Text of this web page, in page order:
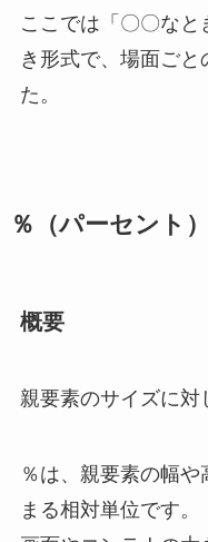
ここでは「〇〇なと
き形式で、場面ご
た。
％（パーセント）
概要
親要素のサイズに対
％は、親要素の幅
まる相対単位です。